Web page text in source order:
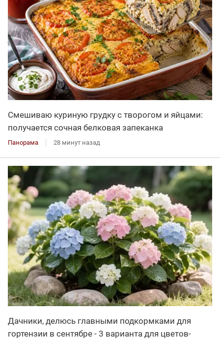
Смешиваю куриную грудку с творогом и яйцами:
получается сочная белковая запеканка
Панорама 28 минут назад
Дачники, делюсь главными подкормками для
гортензии в сентябре - 3 варианта для цветов-